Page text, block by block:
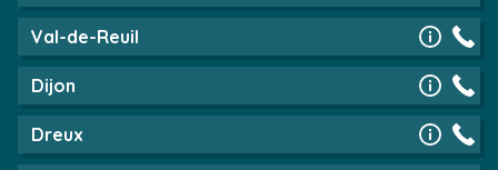
Val-de-Reuil
Dijon
Dreux